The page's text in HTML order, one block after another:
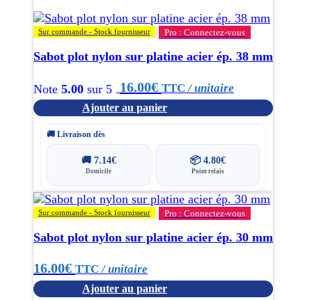
Sur commande - Stock fournisseur Pro : Connectez-vous
Sabot plot nylon sur platine acier ép. 38 mm
Note 5.00 sur 5 16.00€ TTC / unitaire
Ajouter au panier
🚚 Livraison dès
🚚 7.14€
Domicile
📦 4.80€
Point relais
Sur commande - Stock fournisseur Pro : Connectez-vous
Sabot plot nylon sur platine acier ép. 30 mm
16.00€ TTC / unitaire
Ajouter au panier